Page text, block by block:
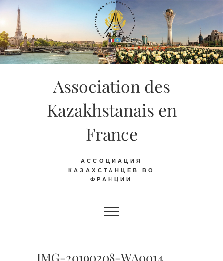
Skip
content
Association des
Kazakhstanais en
France
АССОЦИАЦИЯ
КАЗАХСТАНЦЕВ ВО
ФРАНЦИИ
IMG-20190208-WA0014